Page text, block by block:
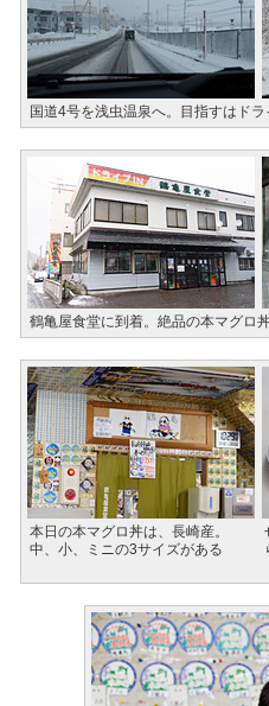
国道4号を浅虫温泉へ。目指すはド
鶴亀屋食堂に到着。絶品の本マグロ
本日の本マグロ丼は、長崎産。
中、小、ミニの3サイズがある